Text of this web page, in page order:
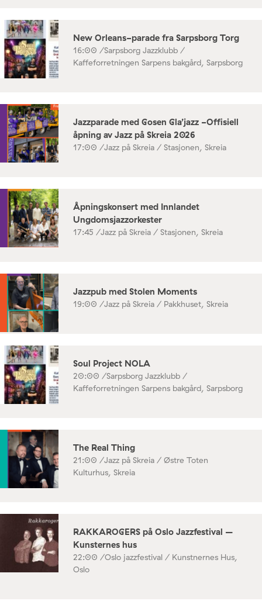
New Orleans-parade fra Sarpsborg Torg
16:00 /Sarpsborg Jazzklubb /
Kaffeforretningen Sarpens bakgård, Sarpsborg
Jazzparade med Gosen Gla’jazz -Offisiell
åpning av Jazz på Skreia 2026
17:00 /Jazz på Skreia / Stasjonen, Skreia
Åpningskonsert med Innlandet
Ungdomsjazzorkester
17:45 /Jazz på Skreia / Stasjonen, Skreia
Jazzpub med Stolen Moments
19:00 /Jazz på Skreia / Pakkhuset, Skreia
Soul Project NOLA
20:00 /Sarpsborg Jazzklubb /
Kaffeforretningen Sarpens bakgård, Sarpsborg
The Real Thing
21:00 /Jazz på Skreia / Østre Toten
Kulturhus, Skreia
RAKKAROGERS på Oslo Jazzfestival –
Kunsternes hus
22:00 /Oslo jazzfestival / Kunstnernes Hus,
Oslo